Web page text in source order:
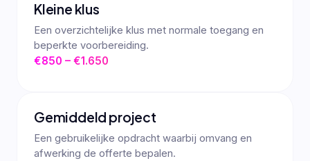
Kleine klus
Een overzichtelijke klus met normale toegang en
beperkte voorbereiding.
€850 – €1.650
Gemiddeld project
Een gebruikelijke opdracht waarbij omvang en
afwerking de offerte bepalen.